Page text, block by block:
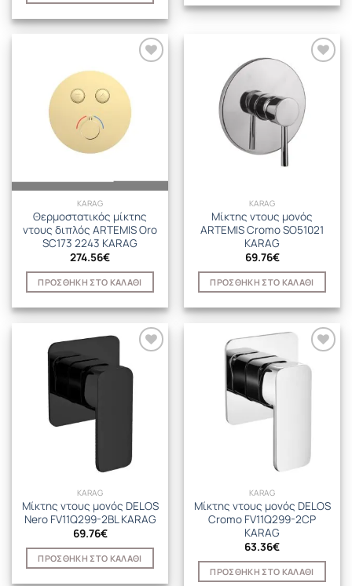
KARAG
Θερμοστατικός μίκτης
ντους διπλός ARTEMIS Oro
SC173 2243 KARAG
274.56€
ΠΡΟΣΘΉΚΗ ΣΤΟ ΚΑΛΆΘΙ
KARAG
Μίκτης ντους μονός
ARTEMIS Cromo SO51021
KARAG
69.76€
ΠΡΟΣΘΉΚΗ ΣΤΟ ΚΑΛΆΘΙ
KARAG
Μίκτης ντους μονός DELOS
Nero FV11Q299-2BL KARAG
69.76€
ΠΡΟΣΘΉΚΗ ΣΤΟ ΚΑΛΆΘΙ
KARAG
Μίκτης ντους μονός DELOS
Cromo FV11Q299-2CP
KARAG
63.36€
ΠΡΟΣΘΉΚΗ ΣΤΟ ΚΑΛΆΘΙ